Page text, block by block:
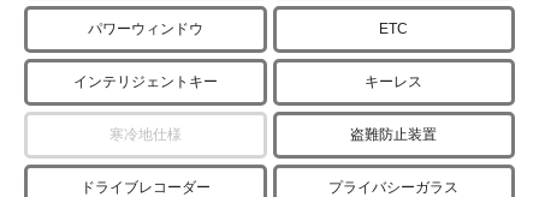
パワーウィンドウ ETC
インテリジェントキー キーレス
寒冷地仕様 盗難防止装置
ドライブレコーダー プライバシーガラス